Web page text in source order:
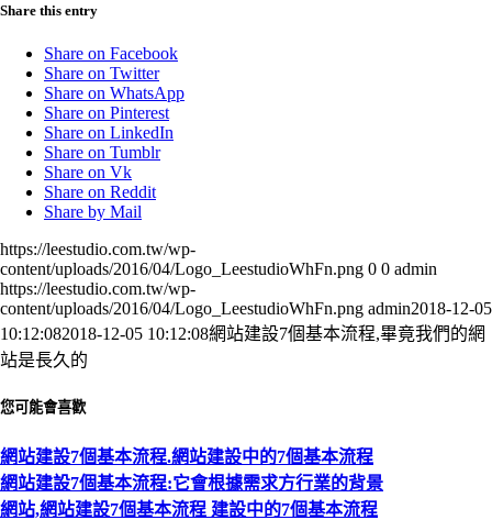
Share this entry
Share on Facebook
Share on Twitter
Share on WhatsApp
Share on Pinterest
Share on LinkedIn
Share on Tumblr
Share on Vk
Share on Reddit
Share by Mail
https://leestudio.com.tw/wp-
content/uploads/2016/04/Logo_LeestudioWhFn.png 0 0 admin
https://leestudio.com.tw/wp-
content/uploads/2016/04/Logo_LeestudioWhFn.png admin2018-12-05
10:12:082018-12-05 10:12:08網站建設7個基本流程,畢竟我們的網
站是長久的
您可能會喜歡
網站建設7個基本流程.網站建設中的7個基本流程
網站建設7個基本流程:它會根據需求方行業的背景
網站,網站建設7個基本流程 建設中的7個基本流程